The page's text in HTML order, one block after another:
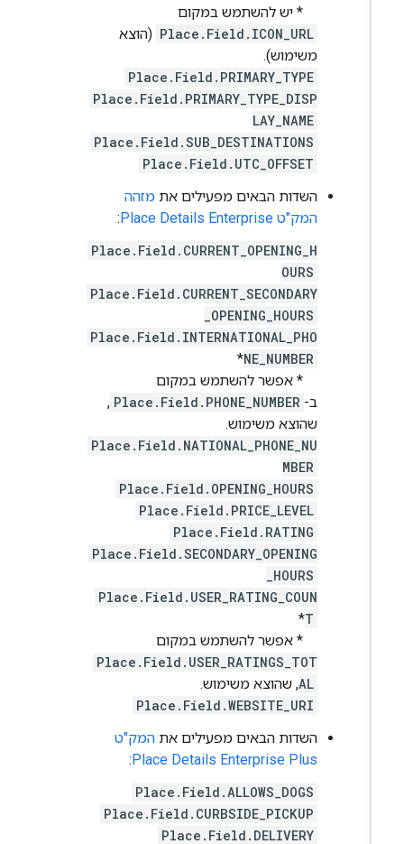
* יש להשתמש במקום
Place.Field.ICON_URL (הוצא
משימוש).
Place.Field.PRIMARY_TYPE
Place.Field.PRIMARY_TYPE_DISP
LAY_NAME
Place.Field.SUB_DESTINATIONS
Place.Field.UTC_OFFSET
השדות הבאים מפעילים אתמזהה
המק"ט Place Details Enterprise
:
Place.Field.CURRENT_OPENING_H
OURS
Place.Field.CURRENT_SECONDARY
_OPENING_HOURS
Place.Field.INTERNATIONAL_PHO
NE_NUMBER
* אפשר להשתמש במקום
Place.Field.PHONE_NUMBER
,
שהוצא משימוש.
Place.Field.NATIONAL_PHONE_NU
MBER
Place.Field.OPENING_HOURS
Place.Field.PRICE_LEVEL
Place.Field.RATING
Place.Field.SECONDARY_OPENING
_HOURS
Place.Field.USER_RATING_COUN
* אפשר להשתמש במקום
Place.Field.USER_RATINGS_TOT
, שהוצא משימוש.
Place.Field.WEBSITE_URI
השדות הבאים מפעילים אתהמק"ט
Place Details Enterprise Plus
:
Place.Field.ALLOWS_DOGS
Place.Field.CURBSIDE_PICKUP
Place.Field.DELIVERY